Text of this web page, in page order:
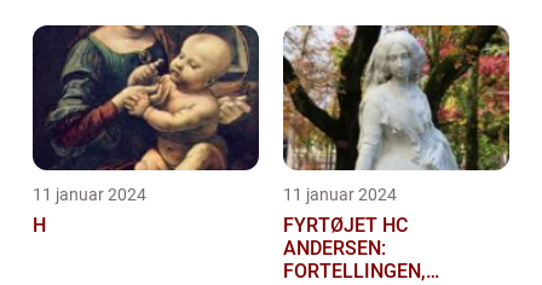
11 januar 2024
H
11 januar 2024
FYRTØJET HC
ANDERSEN:
FORTELLINGEN,